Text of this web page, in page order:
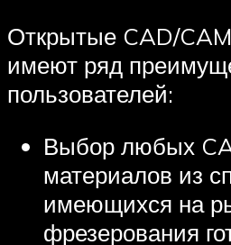
Открытые CAD/
имеют ряд
пользователей:
Выбор любых
материалов из
имеющихся на
фрезерования